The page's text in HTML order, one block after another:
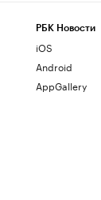
РБК Новости
iOS
Android
AppGallery